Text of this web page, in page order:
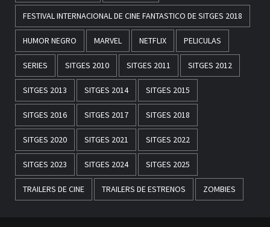
FESTIVAL INTERNACIONAL DE CINE FANTASTICO DE SITGES 2018
HUMOR NEGRO MARVEL NETFLIX PELICULAS
SERIES SITGES 2010 SITGES 2011 SITGES 2012
SITGES 2013 SITGES 2014 SITGES 2015
SITGES 2016 SITGES 2017 SITGES 2018
SITGES 2020 SITGES 2021 SITGES 2022
SITGES 2023 SITGES 2024 SITGES 2025
TRAILERS DE CINE TRAILERS DE ESTRENOS ZOMBIES